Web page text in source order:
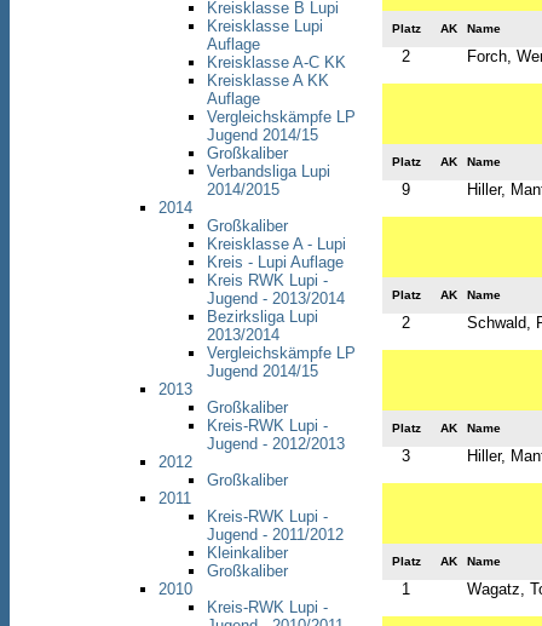
Kreisklasse B Lupi
Kreisklasse Lupi
Auflage
Kreisklasse A-C KK
Kreisklasse A KK
Auflage
Vergleichskämpfe LP
Jugend 2014/15
Großkaliber
Verbandsliga Lupi
2014/2015
2014
Großkaliber
Kreisklasse A - Lupi
Kreis - Lupi Auflage
Kreis RWK Lupi -
Jugend - 2013/2014
Bezirksliga Lupi
2013/2014
Vergleichskämpfe LP
Jugend 2014/15
2013
Großkaliber
Kreis-RWK Lupi -
Jugend - 2012/2013
2012
Großkaliber
2011
Kreis-RWK Lupi -
Jugend - 2011/2012
Kleinkaliber
Großkaliber
2010
Kreis-RWK Lupi -
Platz AK Name
2 Forch,
Platz AK Name
9 Hiller,
Platz AK Name
2 Schwald,
Platz AK Name
3 Hiller,
Platz AK Name
1 Wagatz,